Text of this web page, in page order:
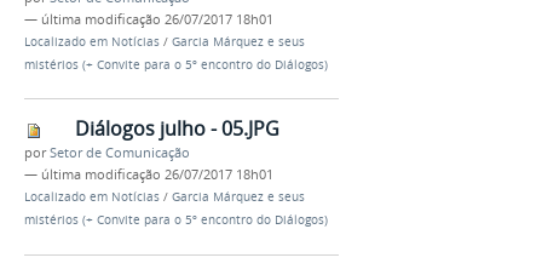
— última modificação 26/07/2017 18h01
Localizado em Notícias / Garcia Márquez e seus
mistérios (+ Convite para o 5º encontro do Diálogos)
Diálogos julho - 05.JPG
porSetor de Comunicação
— última modificação 26/07/2017 18h01
Localizado em Notícias / Garcia Márquez e seus
mistérios (+ Convite para o 5º encontro do Diálogos)